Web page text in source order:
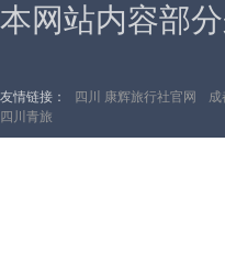
本网站内容部
友情链接： 四川 康辉旅行社官网 成
四川青旅